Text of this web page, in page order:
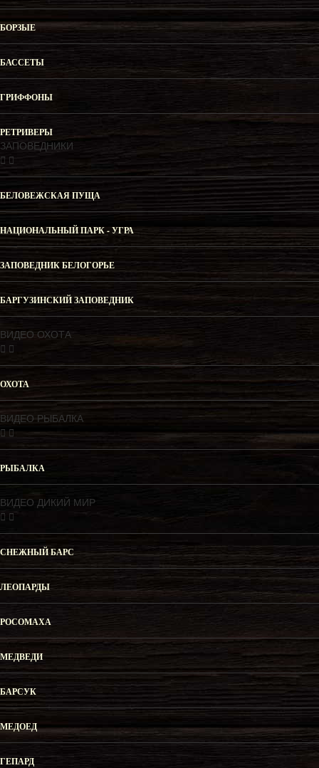
БОРЗЫЕ
БАССЕТЫ
ГРИФФОНЫ
РЕТРИВЕРЫ
ЗАПОВЕДНИКИ
БЕЛОВЕЖСКАЯ ПУЩА
НАЦИОНАЛЬНЫЙ ПАРК - УГРА
ЗАПОВЕДНИК БЕЛОГОРЬЕ
БАРГУЗИНСКИЙ ЗАПОВЕДНИК
ВИДЕО ОХОТА
ОХОТА
ВИДЕО РЫБАЛКА
РЫБАЛКА
ВИДЕО ДИКИЙ МИР
СНЕЖНЫЙ БАРС
ЛЕОПАРДЫ
РОСОМАХА
МЕДВЕДИ
БАРСУК
МЕДОЕД
ГЕПАРД